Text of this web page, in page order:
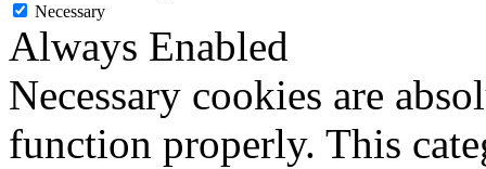
Necessary
Always Enabled
Necessary cookies are
function properly. This